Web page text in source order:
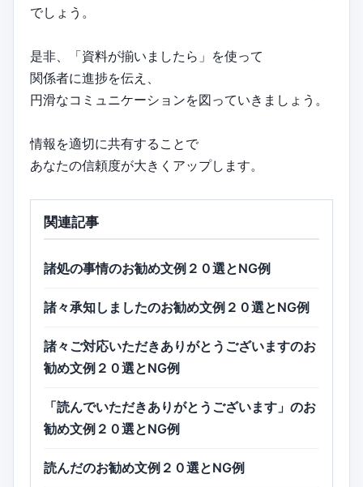
でしょう。
是非、「資料が揃いましたら」を使って
関係者に進捗を伝え、
円滑なコミュニケーションを図っていきましょう。
情報を適切に共有することで
あなたの信頼度が大きくアップします。
関連記事
諸処の事情のお勧め文例２０選とNG例
諸々承知しましたのお勧め文例２０選とNG例
諸々ご対応いただきありがとうございますのお
勧め文例２０選とNG例
「読んでいただきありがとうございます」のお
勧め文例２０選とNG例
読んだのお勧め文例２０選とNG例